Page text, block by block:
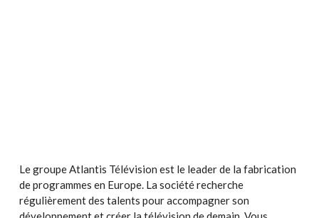
Le groupe Atlantis Télévision est le leader de la fabrication
de programmes en Europe. La société recherche
régulièrement des talents pour accompagner son